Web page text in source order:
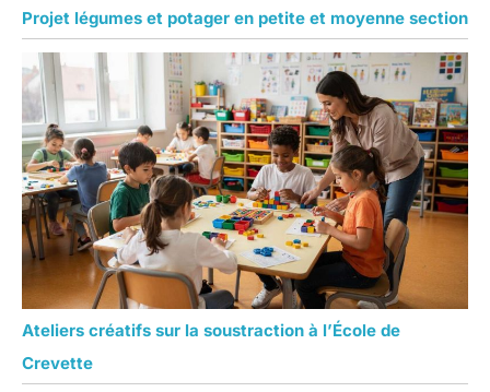
Projet légumes et potager en petite et moyenne section
Ateliers créatifs sur la soustraction à l’École de
Crevette